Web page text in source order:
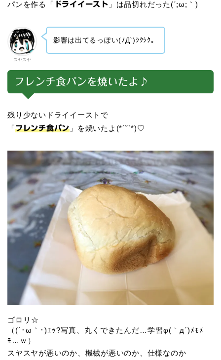
パンを作る「 ドライイースト 」は品切れだった(´;ω;｀)
スヤスヤ
影響は出てるっぽい(ﾉД`)ｼｸｼｸ。
フレンチ食パンを焼いたよ♪
残り少ないドライイーストで
「フレンチ食パン 」を焼いたよ(*´˘`*)♡
ゴロリ☆
（(´･ω｀･)ｴｯ?写真、丸くできたんだ…学習φ(｀д´)ﾒﾓﾒ
ﾓ…ｗ）
スヤスヤが悪いのか、機械が悪いのか、仕様なのか